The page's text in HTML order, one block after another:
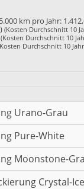
km pro Jahr:
(Kosten Durchschnitt 10
(Kosten Durchschnitt 10
Durchschnitt 10
Urano-Grau
Pure-White
Moonstone-
Crystal-